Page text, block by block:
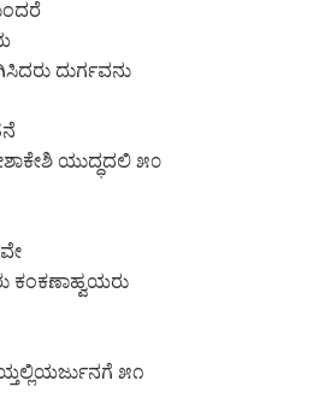
ದುರ್ಗವನು
ಯುದ್ಧದಲಿ ೫೦
ಕಂಕಣಾಹ್ವಯರು
೫೧